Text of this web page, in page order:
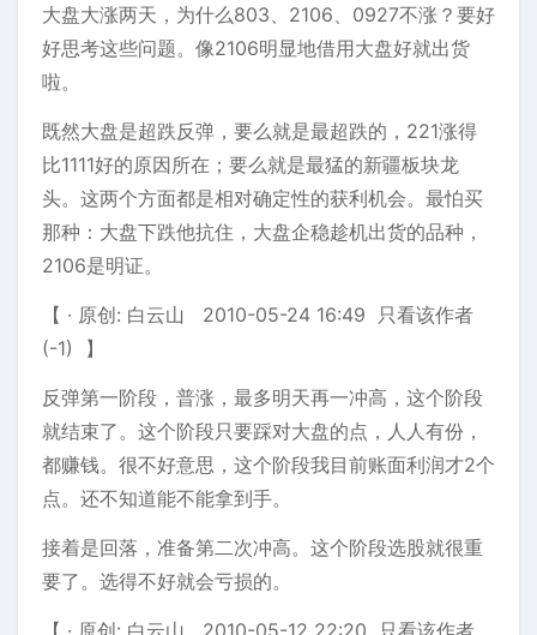
大盘大涨两天，为什么803、2106、0927不涨？要好
好思考这些问题。像2106明显地借用大盘好就出货
啦。
既然大盘是超跌反弹，要么就是最超跌的，221涨得
比1111好的原因所在；要么就是最猛的新疆板块龙
头。这两个方面都是相对确定性的获利机会。最怕买
那种：大盘下跌他抗住，大盘企稳趁机出货的品种，
2106是明证。
【 · 原创: 白云山 2010-05-24 16:49 只看该作者
(-1) 】
反弹第一阶段，普涨，最多明天再一冲高，这个阶段
就结束了。这个阶段只要踩对大盘的点，人人有份，
都赚钱。很不好意思，这个阶段我目前账面利润才2个
点。还不知道能不能拿到手。
接着是回落，准备第二次冲高。这个阶段选股就很重
要了。选得不好就会亏损的。
【 · 原创: 白云山 2010-05-12 22:20 只看该作者